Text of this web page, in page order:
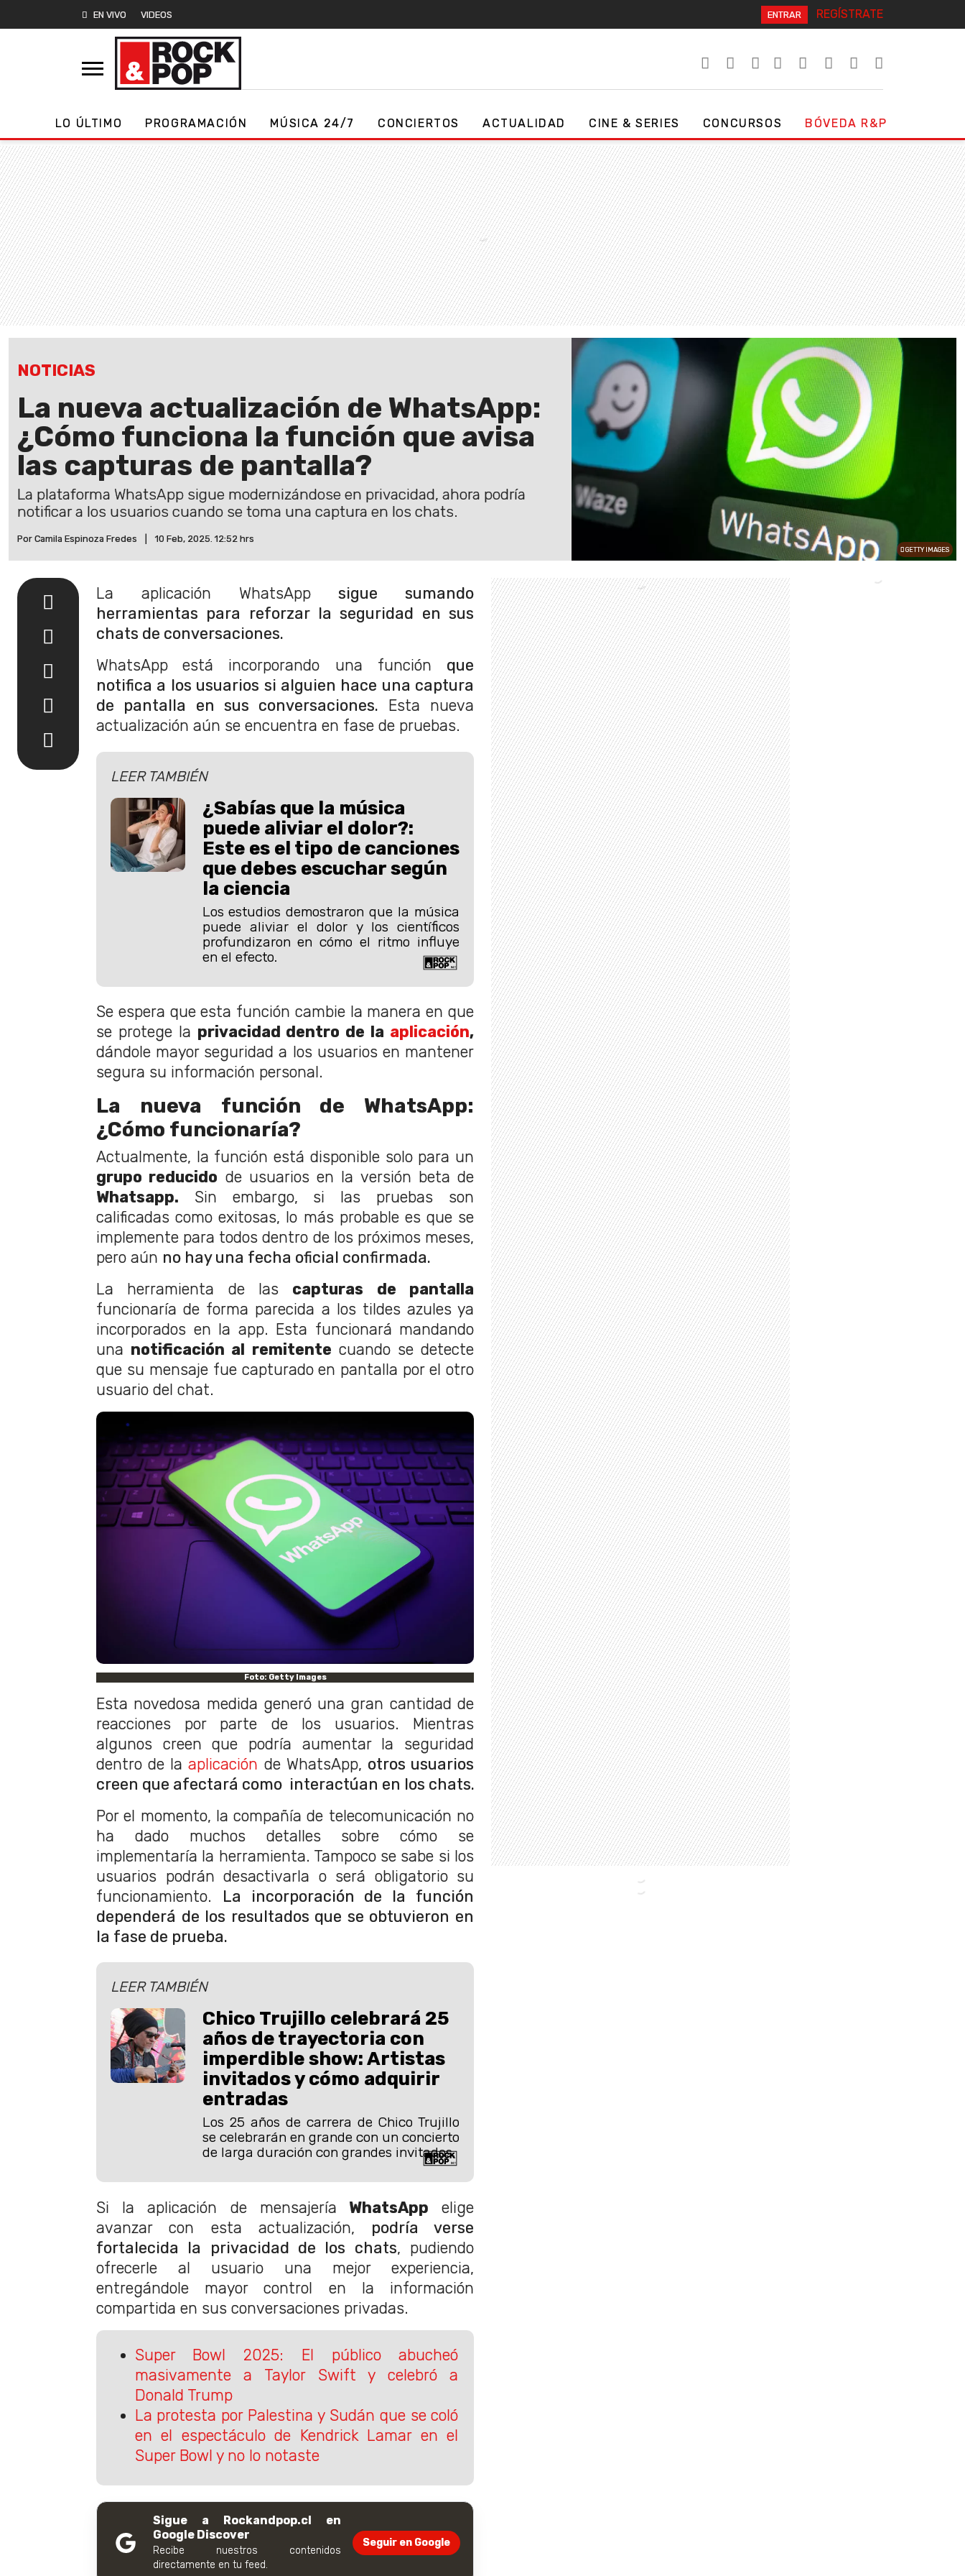
EN VIVO VIDEOS ENTRAR REGÍSTRATE
LO ÚLTIMO PROGRAMACIÓN MÚSICA 24/7 CONCIERTOS ACTUALIDAD CINE & SERIES CONCURSOS BÓVEDA R&P
NOTICIAS
La nueva actualización de WhatsApp:
¿Cómo funciona la función que avisa
las capturas de pantalla?
La plataforma WhatsApp sigue modernizándose en privacidad, ahora podría
notificar a los usuarios cuando se toma una captura en los chats.
Por Camila Espinoza Fredes 10 Feb, 2025. 12:52 hrs
GETTY IMAGES
La aplicación WhatsApp sigue sumando
herramientas para reforzar la seguridad en sus
chats de conversaciones.
WhatsApp
está incorporando una función que
notifica a los usuarios si alguien hace una captura
de pantalla en sus conversaciones. Esta nueva
actualización aún se encuentra en fase de pruebas.
LEER TAMBIÉN
¿Sabías que la música
puede aliviar el dolor?:
Este es el tipo de canciones
que debes escuchar según
la ciencia
Los estudios demostraron que la música
puede aliviar el dolor y los científicos
profundizaron en cómo el ritmo influye
en el efecto.
Se espera que esta función cambie la manera en que
se protege la privacidad dentro de la aplicación,
dándole mayor seguridad a los usuarios en mantener
segura su información personal.
La nueva función de WhatsApp:
¿Cómo funcionaría?
Actualmente, la función está disponible solo para un
grupo reducido de usuarios en la versión beta de
Whatsapp. Sin embargo, si las pruebas son
calificadas como exitosas, lo más probable es que se
implemente para todos dentro de los próximos meses,
pero aún no hay una fecha oficial confirmada.
La herramienta de las capturas de pantalla
funcionaría de forma parecida a los tildes azules ya
incorporados en la app. Esta funcionará mandando
una notificación al remitente cuando se detecte
que su mensaje fue capturado en pantalla por el otro
usuario del chat.
Foto: Getty Images
Esta novedosa medida generó una gran cantidad de
reacciones por parte de los usuarios. Mientras
algunos creen que podría aumentar la seguridad
dentro de laaplicación de WhatsApp, otros usuarios
creen que afectará como interactúan en los chats.
Por el momento, la compañía de telecomunicación no
ha dado muchos detalles sobre cómo se
implementaría la herramienta. Tampoco se sabe si los
usuarios podrán desactivarla o será obligatorio su
funcionamiento. La incorporación de la función
dependerá de los resultados que se obtuvieron en
la fase de prueba.
LEER TAMBIÉN
Chico Trujillo celebrará 25
años de trayectoria con
imperdible show: Artistas
invitados y cómo adquirir
entradas
Los 25 años de carrera de Chico Trujillo
se celebrarán en grande con un concierto
de larga duración con grandes invitados.
Si la aplicación de mensajería WhatsApp elige
avanzar con esta actualización, podría verse
fortalecida la privacidad de los chats, pudiendo
ofrecerle al usuario una mejor experiencia,
entregándole mayor control en la información
compartida en sus conversaciones privadas.
Super Bowl 2025: El público abucheó
masivamente a Taylor Swift y celebró a
Donald Trump
La protesta por Palestina y Sudán que se coló
en el espectáculo de Kendrick Lamar en el
Super Bowl y no lo notaste
Sigue a Rockandpop.cl en
Google Discover
Recibe nuestros contenidos
directamente en tu feed.
Seguir en Google